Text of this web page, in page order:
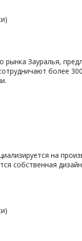
рынка Зауралья,
более
на
собственная